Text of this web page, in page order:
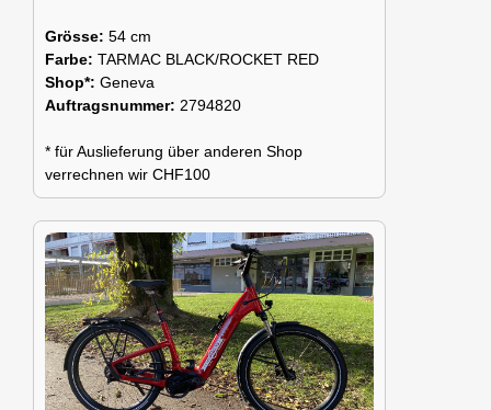
Grösse: 54 cm
Farbe: TARMAC BLACK/ROCKET RED
Shop*: Geneva
Auftragsnummer: 2794820
* für Auslieferung über anderen Shop
verrechnen wir CHF100